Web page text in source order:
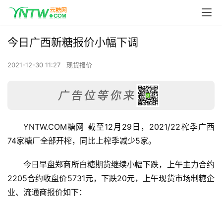
今日广西新糖报价小幅下调
2021-12-30 11:27 现货报价
YNTW.COM糖网 截至12月29日，2021/22榨季广西
74家糖厂全部开榨，同比上榨季减少5家。
今日早盘郑商所白糖期货继续小幅下跌，上午主力合约
2205合约收盘价5731元，下跌20元，上午现货市场制糖企
业、流通商报价如下：